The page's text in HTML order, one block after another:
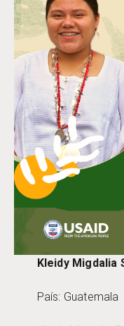
Kleidy Migdalia
País: Guatemala